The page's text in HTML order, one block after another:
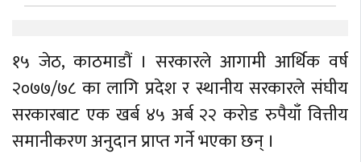
विचार/
१५ जेठ, काठमाडौं । सरकारले आगामी आर्थिक वर्ष
२०७७/७८ का लागि प्रदेश र स्थानीय सरकारले संघीय
सरकारबाट एक खर्ब ४५ अर्ब २२ करोड रुपैयाँ वित्तीय
समानीकरण अनुदान प्राप्त गर्ने भएका छन् ।